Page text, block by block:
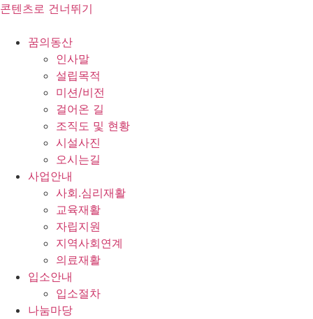
콘텐츠로 건너뛰기
꿈의동산
인사말
설립목적
미션/비전
걸어온 길
조직도 및 현황
시설사진
오시는길
사업안내
사회.심리재활
교육재활
자립지원
지역사회연계
의료재활
입소안내
입소절차
나눔마당